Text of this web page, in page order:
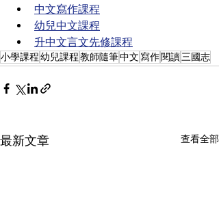
中文寫作課程
幼兒中文課程
升中文言文先修課程
小學課程幼兒課程教師隨筆中文寫作閱讀三國志
最新文章 查看全部